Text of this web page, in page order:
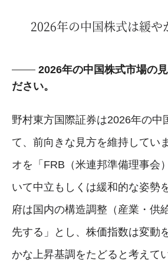
2026年の中国株式は緩や
2026年の中国株式市場の
ださい。
野村東方国際証券は2026年の中
て、前向きな見方を維持してい
オを「FRB（米連邦準備理事会
いて中立もしくは緩和的な姿勢
府は国内の構造調整（産業・供
先する」とし、株価指数は変動
かな上昇基調をたどると考えて